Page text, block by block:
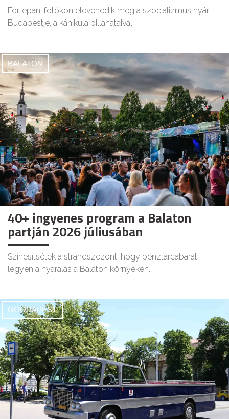
Fortepan-fotókon elevenedik meg a szocializmus nyári
Budapestje, a kánikula pillanataival.
BALATON
40+ ingyenes program a Balaton
partján 2026 júliusában
Színesítsétek a strandszezont, hogy pénztárcabarát
legyen a nyaralás a Balaton környékén.
GOODAPEST